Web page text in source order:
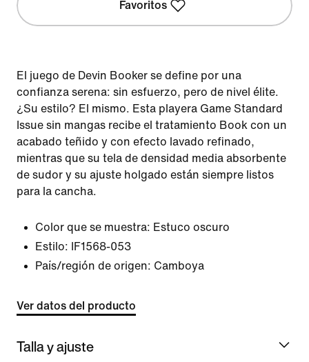
Favoritos
El juego de Devin Booker se define por una
confianza serena: sin esfuerzo, pero de nivel élite.
¿Su estilo? El mismo. Esta playera Game Standard
Issue sin mangas recibe el tratamiento Book con un
acabado teñido y con efecto lavado refinado,
mientras que su tela de densidad media absorbente
de sudor y su ajuste holgado están siempre listos
para la cancha.
Color que se muestra: Estuco oscuro
Estilo:
IF1568-053
País/región de origen: Camboya
Ver datos del producto
Talla y ajuste